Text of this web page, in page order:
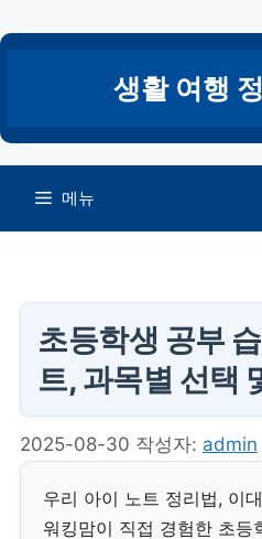
텐
건
너
생활 여행
메뉴
초등학생 공부
트, 과목별 선택
2025-08-30 작성자: admin
우리 아이 노트 정리법, 이
워킹맘이 직접 경험한 초등